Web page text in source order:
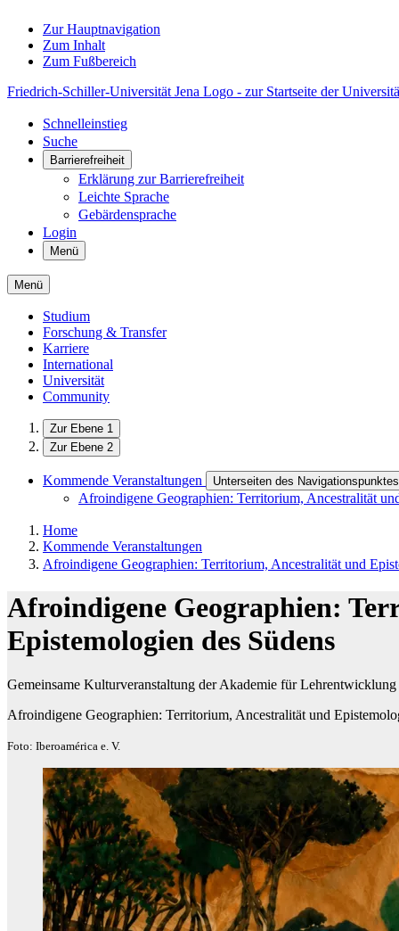
Zur Hauptnavigation
Zum Inhalt
Zum Fußbereich
Friedrich-Schiller-Universität Jena Logo - zur Startseite der
Schnelleinstieg
Suche
Barrierefreiheit
Erklärung zur Barrierefreiheit
Leichte Sprache
Gebärdensprache
Login
Menü
Menü
Studium
Forschung & Transfer
Karriere
International
Universität
Community
Zur Ebene 1
Zur Ebene 2
Kommende Veranstaltungen Unterseiten des
Afroindigene Geographien: Territorium, Ancestralität
Home
Kommende Veranstaltungen
Afroindigene Geographien: Territorium, Ancestralität und
Afroindigene Geographien:
Epistemologien des Südens
Gemeinsame Kulturveranstaltung der Akademie für
Afroindigene Geographien: Territorium, Ancestralität und
Foto: Iberoamérica e. V.